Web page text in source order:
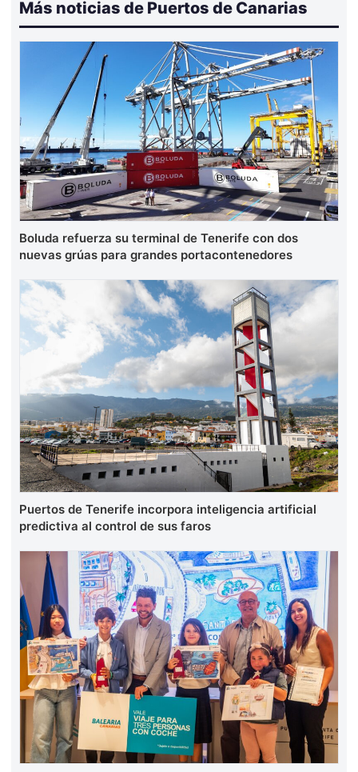
Más noticias de Puertos de Canarias
Boluda refuerza su terminal de Tenerife con dos
nuevas grúas para grandes portacontenedores
Puertos de Tenerife incorpora inteligencia artificial
predictiva al control de sus faros